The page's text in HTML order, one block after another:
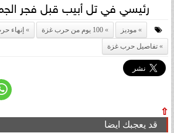
رئيسي في تل أبيب قبل فجر
موديز 100 يوم من حرب غزة إنهاء
تفاصيل حرب غزة
⇧
قد يعجبك ايضا